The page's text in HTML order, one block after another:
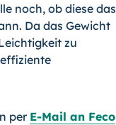
noch, ob diese das
Da das Gewicht
zu
per E-Mail an Feco